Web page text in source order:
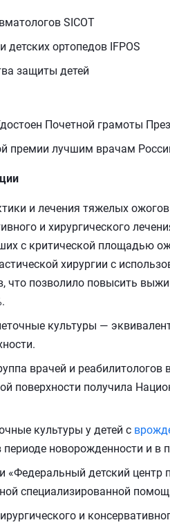
SICOT
детских ортопедов IFPOS
защиты детей
Почетной грамоты
премии лучшим врачам
и лечения тяжелых
и хирургического
с критической площадью
хирургии с
что позволило повысить
культуры —
врачей и реабилитологов
поверхности получила
культуры у детей с
периоде новорожденности и в
«Федеральный детский центр
специализированной
и